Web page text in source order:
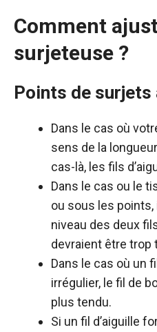
Comment
surjeteuse ?
Points de surjets
Dans le cas où
sens de la
cas-là, les fils
Dans le cas ou le
ou sous les
niveau des deux
devraient être trop
Dans le cas où un
irrégulier, le fil de
plus tendu.
Si un fil d’aiguille